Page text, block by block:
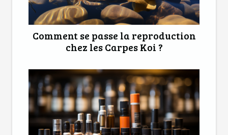
Comment se passe la reproduction
chez les Carpes Koi ?